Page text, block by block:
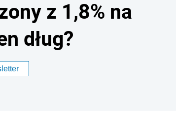
z 1,8% na
dług?